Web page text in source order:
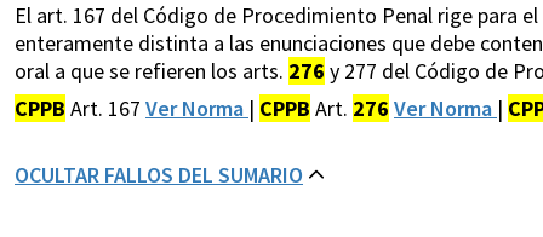
El art. 167 del Código de Procedimiento Penal rige para
enteramente distinta a las enunciaciones que debe
oral a que se refieren los arts. 276 y 277 del Código de
CPPB Art. 167 Ver Norma | CPPB Art. 276 Ver Norma |
OCULTAR FALLOS DEL SUMARIO